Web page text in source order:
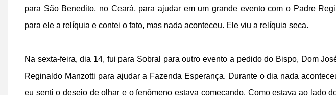
para São Benedito, no Ceará, para ajudar em um grande evento com o Padre
para ele a relíquia e contei o fato, mas nada aconteceu. Ele viu a relíquia seca.
Na sexta-feira, dia 14, fui para Sobral para outro evento a pedido do Bispo, Dom
Reginaldo Manzotti para ajudar a Fazenda Esperança. Durante o dia nada
eu senti o desejo de olhar e o fenômeno estava começando. Como estava ao lado